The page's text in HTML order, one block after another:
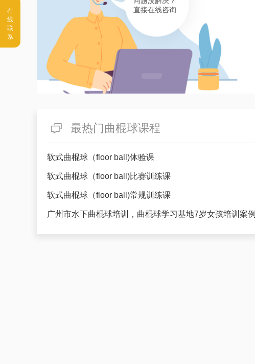
直接在线咨询
最热门曲棍球课程
软式曲棍球（floor ball)体验课
软式曲棍球（floor ball)比赛训练课
软式曲棍球（floor ball)常规训练课
广州市水下曲棍球培训，曲棍球学习基地7岁女孩培训案例